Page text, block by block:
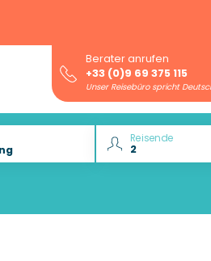
Berater anrufen
+33 (0)9 69 375 115
Unser Reisebüro spricht
Reisende